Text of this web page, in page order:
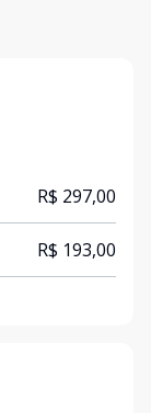
R$ 297,00
R$ 193,00